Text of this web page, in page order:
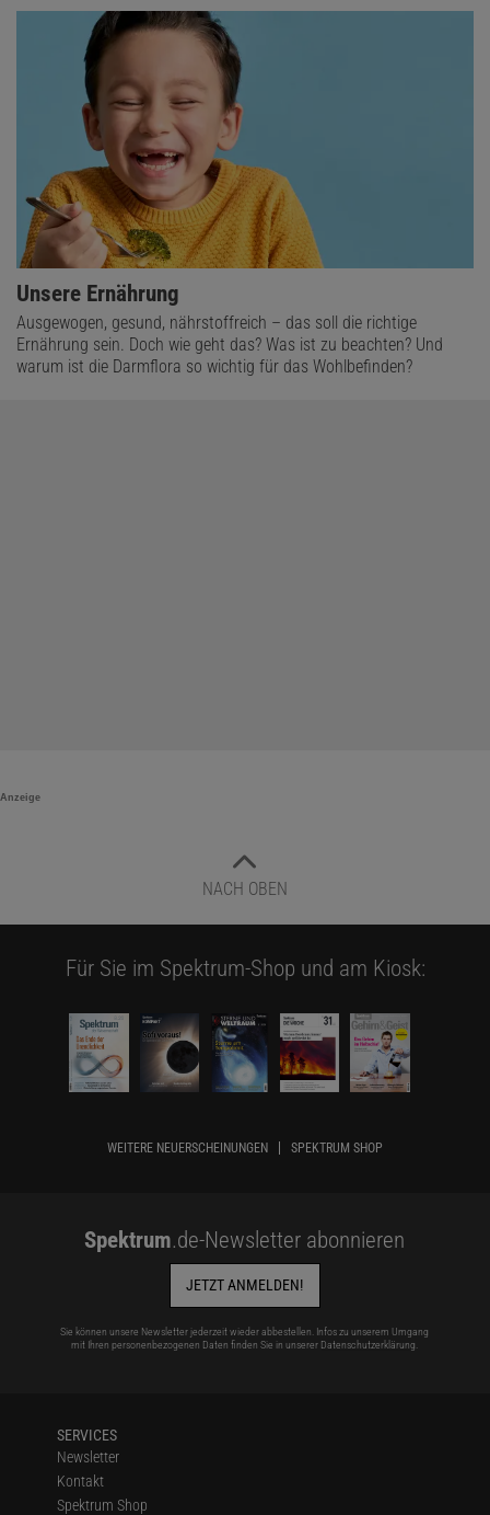
Unsere Ernährung
Ausgewogen, gesund, nährstoffreich – das soll die richtige
Ernährung sein. Doch wie geht das? Was ist zu beachten? Und
warum ist die Darmflora so wichtig für das Wohlbefinden?
Anzeige
NACH OBEN
Für Sie im Spektrum-Shop und am Kiosk:
WEITERE NEUERSCHEINUNGEN SPEKTRUM SHOP
Spektrum.de-Newsletter abonnieren
JETZT ANMELDEN!
Sie können unsere Newsletter jederzeit wieder abbestellen. Infos zu unserem Umgang
mit Ihren personenbezogenen Daten finden Sie in unserer Datenschutzerklärung
SERVICES
Newsletter
Kontakt
Spektrum Shop